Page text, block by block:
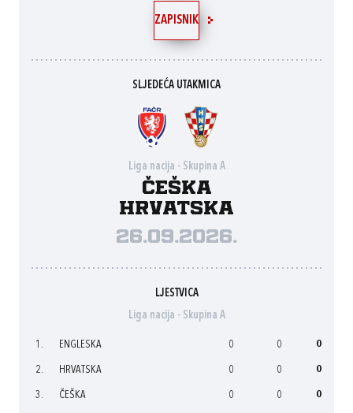
ZAPISNIK
SLJEDEĆA UTAKMICA
Liga nacija - Skupina A
Češka
Hrvatska
26.09.2026.
LJESTVICA
Liga nacija - Skupina A
1. ENGLESKA 0 0 0
2. HRVATSKA 0 0 0
3. ČEŠKA 0 0 0